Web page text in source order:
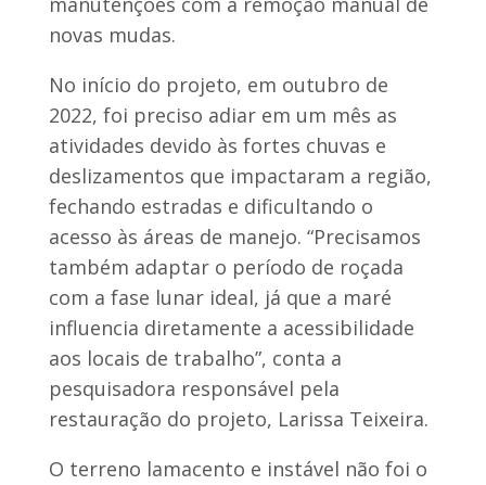
novas mudas.
No início do projeto, em outubro de
2022, foi preciso adiar em um mês as
atividades devido às fortes chuvas e
deslizamentos que impactaram a região,
fechando estradas e dificultando o
acesso às áreas de manejo. “Precisamos
também adaptar o período de roçada
com a fase lunar ideal, já que a maré
influencia diretamente a acessibilidade
aos locais de trabalho”, conta a
pesquisadora responsável pela
restauração do projeto, Larissa Teixeira.
O terreno lamacento e instável não foi o